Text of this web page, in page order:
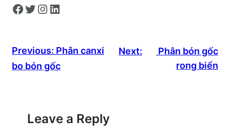
Facebook Twitter Instagram LinkedIn
Previous: Phân canxi
bo bón gốc
Next:
Phân bón gốc
rong biển
Leave a Reply